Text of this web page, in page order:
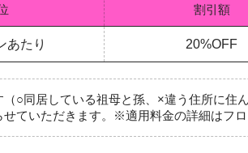
割引額
あたり 20%OFF
○同居している祖母と孫、×違う住所に住
ていただきます。※適用料金の詳細はフロ